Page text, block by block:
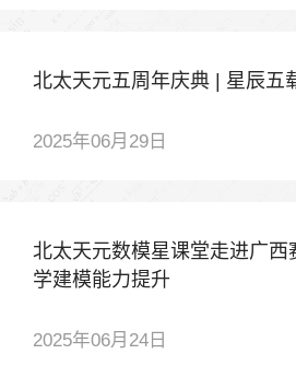
北太天元五周年庆典 | 星辰五
2025年06月29日
北太天元数模星课堂走进广西
学建模能力提升
2025年06月24日